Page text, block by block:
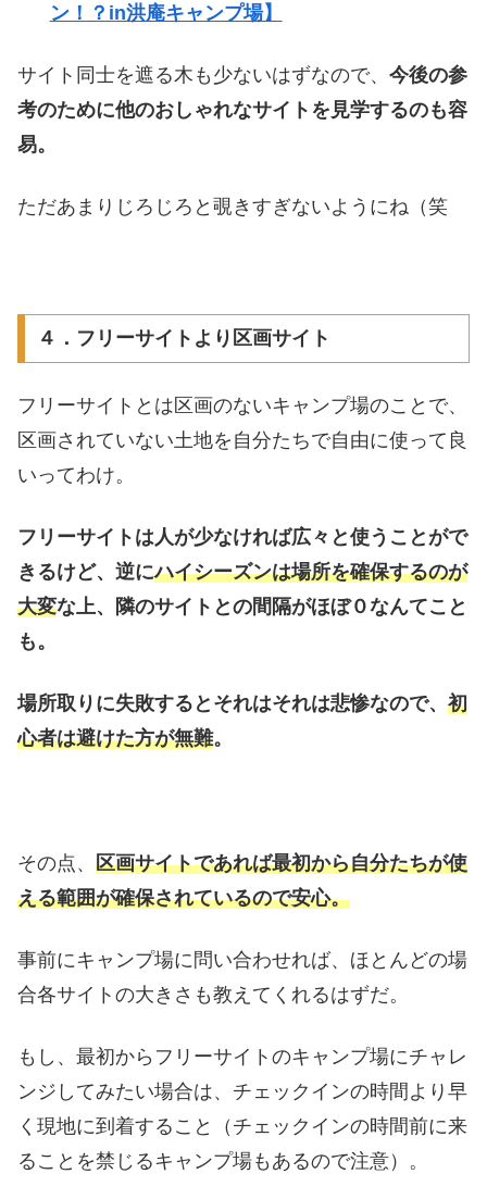
ン！？in洪庵キャンプ場】
サイト同士を遮る木も少ないはずなので、 今後の参
考のために他のおしゃれなサイトを見学するのも容
易。
ただあまりじろじろと覗きすぎないようにね（笑
４．フリーサイトより区画サイト
フリーサイトとは区画のないキャンプ場のことで、
区画されていない土地を自分たちで自由に使って良
いってわけ。
フリーサイトは人が少なければ広々と使うことがで
きるけど、逆にハイシーズンは場所を確保するのが
大変な上、隣のサイトとの間隔がほぼ０なんてこと
も。
場所取りに失敗するとそれはそれは悲惨なので、 初
心者は避けた方が無難。
その点、 区画サイトであれば最初から自分たちが使
える範囲が確保されているので安心。
事前にキャンプ場に問い合わせれば、ほとんどの場
合各サイトの大きさも教えてくれるはずだ。
もし、最初からフリーサイトのキャンプ場にチャレ
ンジしてみたい場合は、チェックインの時間より早
く現地に到着すること（チェックインの時間前に来
ることを禁じるキャンプ場もあるので注意）。